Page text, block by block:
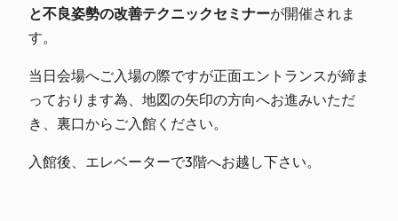
と不良姿勢の改善テクニックセミナーが開催されま
す。
当日会場へご入場の際ですが正面エントランスが締ま
っております為、地図の矢印の方向へお進みいただ
き、裏口からご入館ください。
入館後、エレベーターで3階へお越し下さい。